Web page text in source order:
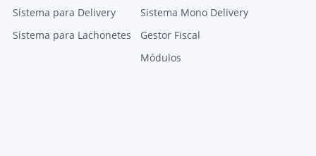
Sistema para Delivery
Sistema para Lachonetes
Sistema Mono Delivery
Gestor Fiscal
Módulos